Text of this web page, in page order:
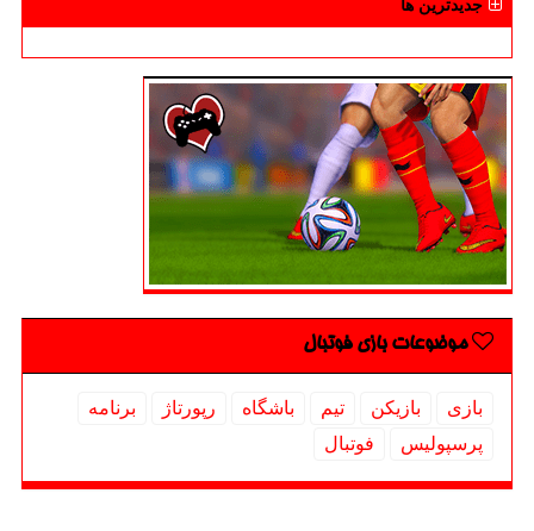
جدیدترین ها
موضوعات بازی فوتبال
بازی بازیكن تیم باشگاه رپورتاژ
برنامه
پرسپولیس
فوتبال